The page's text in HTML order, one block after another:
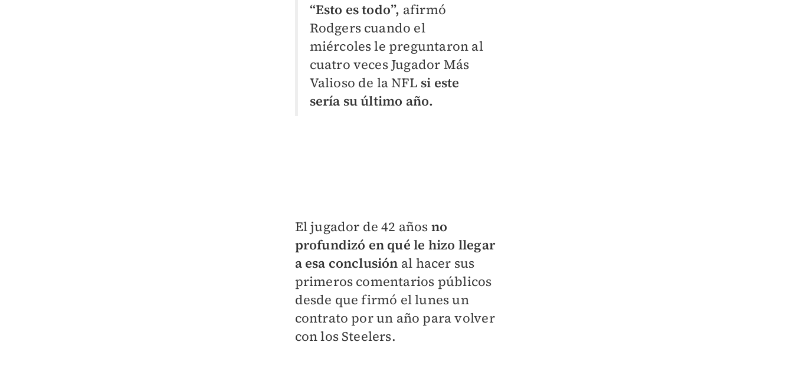
“Esto es todo”, afirmó
Rodgers cuando el
miércoles le preguntaron al
cuatro veces Jugador Más
Valioso de la NFL si este
sería su último año.
El jugador de 42 años no
profundizó en qué le hizo llegar
a esa conclusión al hacer sus
primeros comentarios públicos
desde que firmó el lunes un
contrato por un año para volver
con los Steelers.